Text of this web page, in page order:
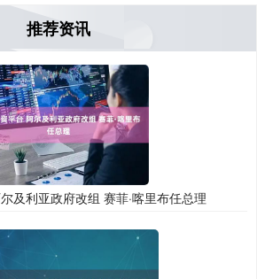
推荐资讯
及利亚政府改组 赛菲·喀里布任总理